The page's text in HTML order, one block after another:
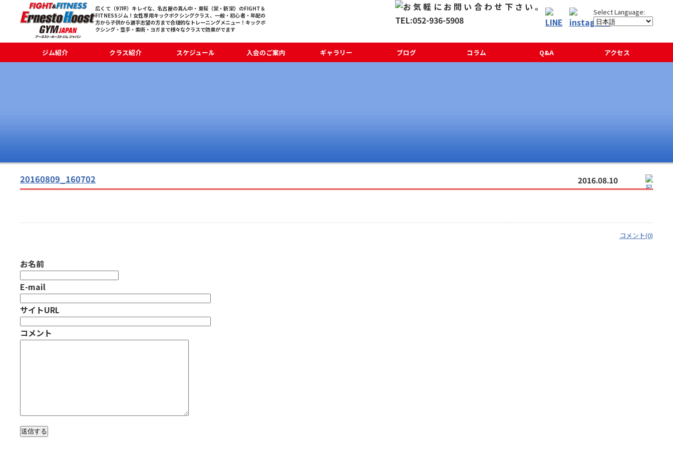
広くて（97坪）キレイな、名古屋の真ん中・東桜（栄・新栄）のFIGHT＆
FITNESSジム！女性専用キックボクシングクラス、一般・初心者・年配の
方から子供から選手志望の方まで合理的なトレーニングメニュー！キックボ
クシング・空手・柔術・ヨガまで様々なクラスで効果がでます
ジム紹介 クラス紹介 スケジュール 入会のご案内 ギャラリー ブログ コラム Q&A アクセス
20160809_160702 2016.08.10
コメント(0)
お名前
E-mail
サイトURL
コメント